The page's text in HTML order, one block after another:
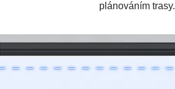
plánováním trasy.